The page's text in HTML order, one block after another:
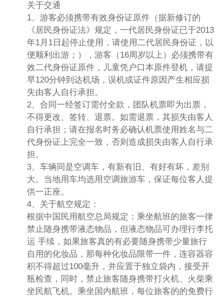
关于交通
1、游客必须携带有效身份证原件（据新修订的
《居民身份证法》规定，一代居民身份证已于2013
年1月1日起停止使用，请使用二代居民身份证，以
便顺利出游；），游客（16周岁以上）必须携带有
效二代身份证原件，儿童凭户口本原件登机，请提
早120分钟到达机场，误机或证件原因产生相应损
失由客人自行承担。
2、合同一经签订需付全款，团队机票即为出票，
不得更改、签转、退票。如需退票，其损失由客人
自行承担；请在报名时务必确认机票使用姓名与二
代身份证上完全一致，否则造成损失由客人自行承
担。
3、车辆同是空调车，有新有旧、有好有坏，差别
大。当地用车均选用空调旅游车，保证每位客人提
供一正座。
4、关于航空规定：
根据中国民用航空总局规定：乘坐航班的旅客一律
禁止随身携带液态物品，但液态物品可办理行李托
运 手续，如果旅客真的有必要随身携带少量旅行
自用的化妆品，那每种化妆品限带一件，连容器容
积不得超过100毫升，并应置于独立袋内，接受开
瓶检查，同时，禁止旅客随身携带打火机、火柴乘
坐民航飞机。乘坐国内航班，每位旅客的的免费行